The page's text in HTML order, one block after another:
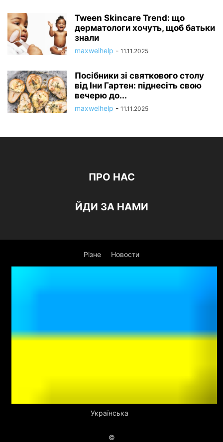
Tween Skincare Trend: що
дерматологи хочуть, щоб батьки
знали
maxwelhelp - 11.11.2025
Посібники зі святкового столу
від Іни Гартен: піднесіть свою
вечерю до...
maxwelhelp - 11.11.2025
ПРО НАС
ЙДИ ЗА НАМИ
Різне Новости
Українська
©